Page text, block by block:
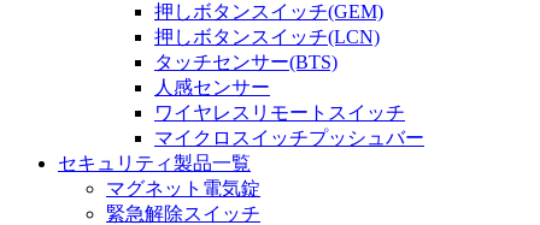
押しボタンスイッチ(GEM)
押しボタンスイッチ(LCN)
タッチセンサー(BTS)
人感センサー
ワイヤレスリモートスイッチ
マイクロスイッチプッシュバー
セキュリティ製品一覧
マグネット電気錠
緊急解除スイッチ